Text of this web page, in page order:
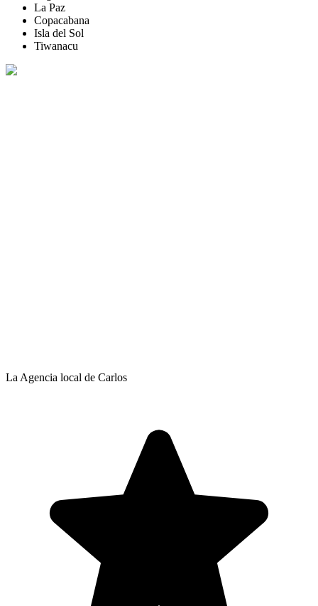
La Paz
Copacabana
Isla del Sol
Tiwanacu
La Agencia local de Carlos